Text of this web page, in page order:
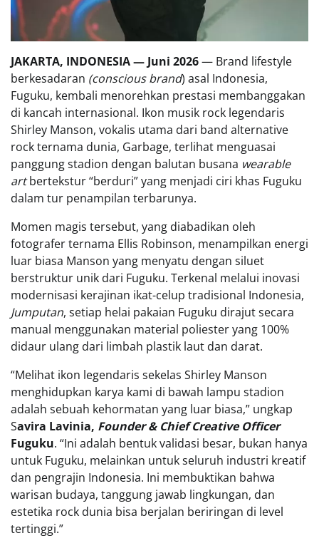
JAKARTA, INDONESIA — Juni 2026— Brand lifestyle
berkesadaran (conscious brand) asal Indonesia,
Fuguku, kembali menorehkan prestasi membanggakan
di kancah internasional. Ikon musik rock legendaris
Shirley Manson, vokalis utama dari band alternative
rock ternama dunia, Garbage, terlihat menguasai
panggung stadion dengan balutan busana wearable
artbertekstur “berduri” yang menjadi ciri khas Fuguku
dalam tur penampilan terbarunya.
Momen magis tersebut, yang diabadikan oleh
fotografer ternama Ellis Robinson, menampilkan energi
luar biasa Manson yang menyatu dengan siluet
berstruktur unik dari Fuguku. Terkenal melalui inovasi
modernisasi kerajinan ikat-celup tradisional Indonesia,
Jumputan, setiap helai pakaian Fuguku dirajut secara
manual menggunakan material poliester yang 100%
didaur ulang dari limbah plastik laut dan darat.
“Melihat ikon legendaris sekelas Shirley Manson
menghidupkan karya kami di bawah lampu stadion
adalah sebuah kehormatan yang luar biasa,” ungkap
Savira Lavinia, Founder & Chief Creative Officer
Fuguku. “Ini adalah bentuk validasi besar, bukan hanya
untuk Fuguku, melainkan untuk seluruh industri kreatif
dan pengrajin Indonesia. Ini membuktikan bahwa
warisan budaya, tanggung jawab lingkungan, dan
estetika rock dunia bisa berjalan beriringan di level
tertinggi.”